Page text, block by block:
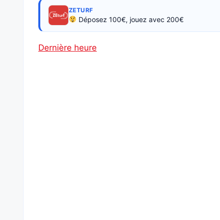
ZETURF
Déposez 100€, jouez avec 200€
Dernière heure